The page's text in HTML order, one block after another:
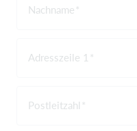
Nachname
Adresszeile 1
Postleitzahl